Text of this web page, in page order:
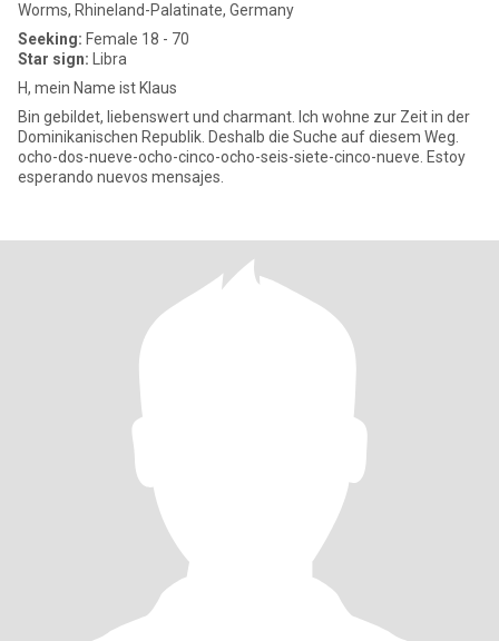
Worms, Rhineland-Palatinate, Germany
Seeking: Female 18 - 70
Star sign: Libra
H, mein Name ist Klaus
Bin gebildet, liebenswert und charmant. Ich wohne zur Zeit in der
Dominikanischen Republik. Deshalb die Suche auf diesem Weg.
ocho-dos-nueve-ocho-cinco-ocho-seis-siete-cinco-nueve. Estoy
esperando nuevos mensajes.